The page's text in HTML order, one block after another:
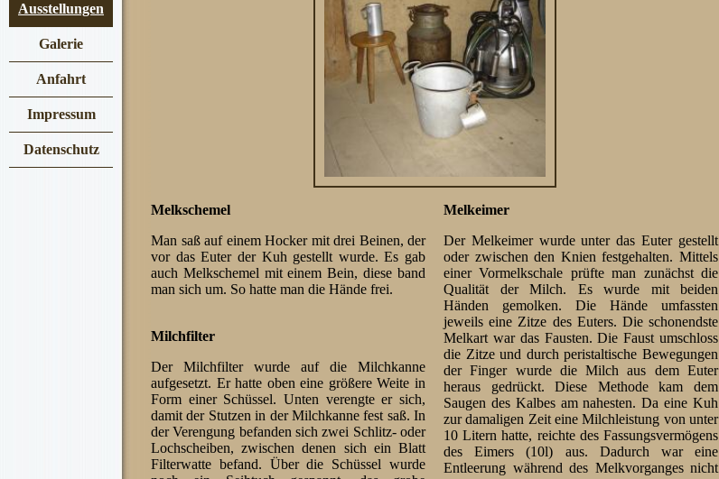
Ausstellungen
Galerie
Anfahrt
Impressum
Datenschutz
Melkschemel
Man saß auf einem Hocker mit drei Beinen, der
vor das Euter der Kuh gestellt wurde. Es gab
auch Melkschemel mit einem Bein, diese band
man sich um. So hatte man die Hände frei.
Milchfilter
Der Milchfilter wurde auf die Milchkanne
aufgesetzt. Er hatte oben eine größere Weite in
Form einer Schüssel. Unten verengte er sich,
damit der Stutzen in der Milchkanne fest saß. In
der Verengung befanden sich zwei Schlitz- oder
Lochscheiben, zwischen denen sich ein Blatt
Filterwatte befand. Über die Schüssel wurde
Melkeimer
Der Melkeimer wurde unter das Euter gestellt
oder zwischen den Knien festgehalten. Mittels
einer Vormelkschale prüfte man zunächst die
Qualität der Milch. Es wurde mit beiden
Händen gemolken. Die Hände umfassten
jeweils eine Zitze des Euters. Die schonendste
Melkart war das Fausten. Die Faust umschloss
die Zitze und durch peristaltische Bewegungen
der Finger wurde die Milch aus dem Euter
heraus gedrückt. Diese Methode kam dem
Saugen des Kalbes am nahesten. Da eine Kuh
zur damaligen Zeit eine Milchleistung von unter
10 Litern hatte, reichte des Fassungsvermögens
des Eimers (10l) aus. Dadurch war eine
Entleerung während des Melkvorganges nicht